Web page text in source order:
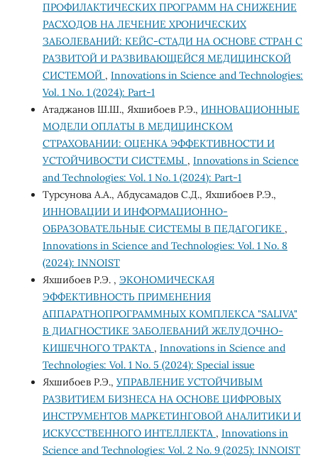
ПРОФИЛАКТИЧЕСКИХ ПРОГРАММ НА СНИЖЕНИЕ
РАСХОДОВ НА ЛЕЧЕНИЕ ХРОНИЧЕСКИХ
ЗАБОЛЕВАНИЙ: КЕЙС-СТАДИ НА ОСНОВЕ СТРАН С
РАЗВИТОЙ И РАЗВИВАЮЩЕЙСЯ МЕДИЦИНСКОЙ
СИСТЕМОЙ , Innovations in Science and Technologies:
Vol. 1 No. 1 (2024): Part-1
Атаджанов Ш.Ш., Яхшибоев Р.Э., ИННОВАЦИОННЫЕ
МОДЕЛИ ОПЛАТЫ В МЕДИЦИНСКОМ
СТРАХОВАНИИ: ОЦЕНКА ЭФФЕКТИВНОСТИ И
УСТОЙЧИВОСТИ СИСТЕМЫ , Innovations in Science
and Technologies: Vol. 1 No. 1 (2024): Part-1
Турсунова А.А., Абдусамадов С.Д., Яхшибоев Р.Э.,
ИННОВАЦИИ И ИНФОРМАЦИОННО-
ОБРАЗОВАТЕЛЬНЫЕ СИСТЕМЫ В ПЕДАГОГИКЕ ,
Innovations in Science and Technologies: Vol. 1 No. 8
(2024): INNOIST
Яхшибоев Р.Э. , ЭКОНОМИЧЕСКАЯ
ЭФФЕКТИВНОСТЬ ПРИМЕНЕНИЯ
АППАРАТНОПРОГРАММНЫХ КОМПЛЕКСА "SALIVA"
В ДИАГНОСТИКЕ ЗАБОЛЕВАНИЙ ЖЕЛУДОЧНО-
КИШЕЧНОГО ТРАКТА , Innovations in Science and
Technologies: Vol. 1 No. 5 (2024): Special issue
Яхшибоев Р.Э., УПРАВЛЕНИЕ УСТОЙЧИВЫМ
РАЗВИТИЕМ БИЗНЕСА НА ОСНОВЕ ЦИФРОВЫХ
ИНСТРУМЕНТОВ МАРКЕТИНГОВОЙ АНАЛИТИКИ И
ИСКУССТВЕННОГО ИНТЕЛЛЕКТА , Innovations in
Science and Technologies: Vol. 2 No. 9 (2025): INNOIST